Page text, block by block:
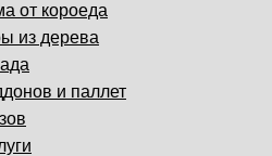
от короеда
из дерева
и паллет